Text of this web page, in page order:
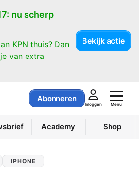
nu scherp
KPN thuis? Dan
van extra
Bekijk actie
Abonneren
Inloggen Menu
Academy Shop
IPHONE